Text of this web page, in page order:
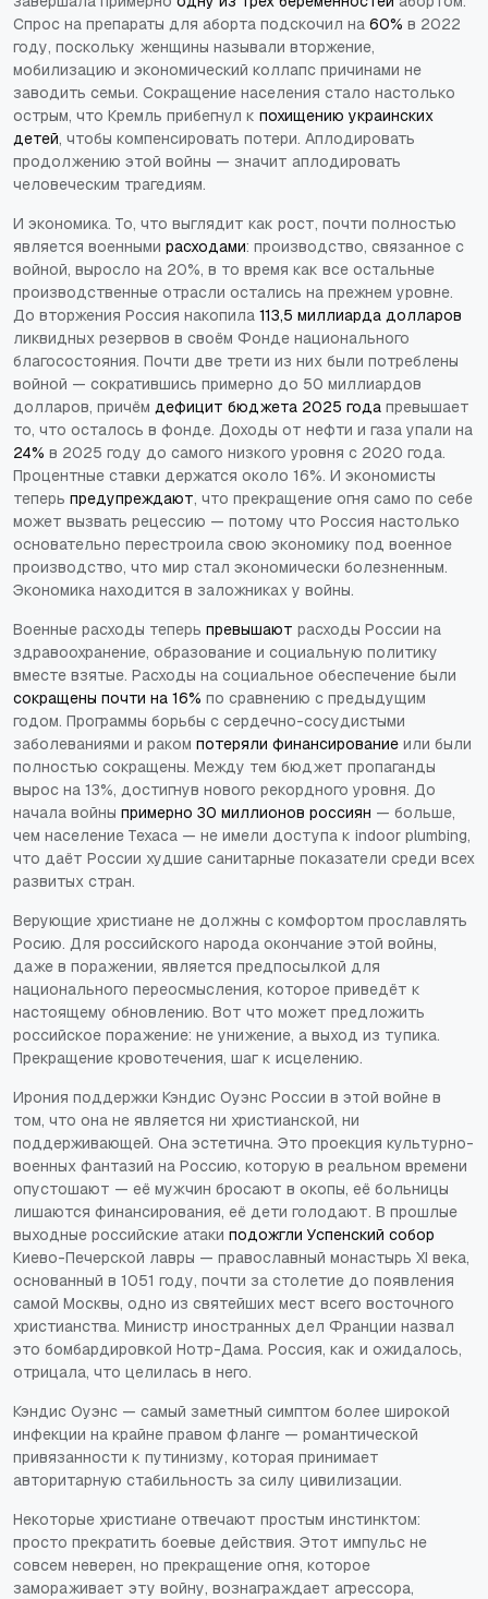
Спрос на препараты для аборта подскочил на 60% в 2022
году, поскольку женщины называли вторжение,
мобилизацию и экономический коллапс причинами не
заводить семьи. Сокращение населения стало настолько
острым, что Кремль прибегнул к похищению украинских
детей, чтобы компенсировать потери. Аплодировать
продолжению этой войны — значит аплодировать
человеческим трагедиям.
И экономика. То, что выглядит как рост, почти полностью
является военными расходами: производство, связанное с
войной, выросло на 20%, в то время как все остальные
производственные отрасли остались на прежнем уровне.
До вторжения Россия накопила 113,5 миллиарда долларов
ликвидных резервов в своём Фонде национального
благосостояния. Почти две трети из них были потреблены
войной — сократившись примерно до 50 миллиардов
долларов, причём дефицит бюджета 2025 года превышает
то, что осталось в фонде. Доходы от нефти и газа упали на
24% в 2025 году до самого низкого уровня с 2020 года.
Процентные ставки держатся около 16%. И экономисты
теперь предупреждают, что прекращение огня само по себе
может вызвать рецессию — потому что Россия настолько
основательно перестроила свою экономику под военное
производство, что мир стал экономически болезненным.
Экономика находится в заложниках у войны.
Военные расходы теперь превышают расходы России на
здравоохранение, образование и социальную политику
вместе взятые. Расходы на социальное обеспечение были
сокращены почти на 16% по сравнению с предыдущим
годом. Программы борьбы с сердечно-сосудистыми
заболеваниями и раком потеряли финансирование или были
полностью сокращены. Между тем бюджет пропаганды
вырос на 13%, достигнув нового рекордного уровня. До
начала войны примерно 30 миллионов россиян — больше,
чем население Техаса — не имели доступа к indoor plumbing,
что даёт России худшие санитарные показатели среди всех
развитых стран.
Верующие христиане не должны с комфортом прославлять
Росию. Для российского народа окончание этой войны,
даже в поражении, является предпосылкой для
национального переосмысления, которое приведёт к
настоящему обновлению. Вот что может предложить
российское поражение: не унижение, а выход из тупика.
Прекращение кровотечения, шаг к исцелению.
Ирония поддержки Кэндис Оуэнс России в этой войне в
том, что она не является ни христианской, ни
поддерживающей. Она эстетична. Это проекция культурно-
военных фантазий на Россию, которую в реальном времени
опустошают — её мужчин бросают в окопы, её больницы
лишаются финансирования, её дети голодают. В прошлые
выходные российские атаки подожгли Успенский собор
Киево-Печерской лавры — православный монастырь XI века,
основанный в 1051 году, почти за столетие до появления
самой Москвы, одно из святейших мест всего восточного
христианства. Министр иностранных дел Франции назвал
это бомбардировкой Нотр-Дама. Россия, как и ожидалось,
отрицала, что целилась в него.
Кэндис Оуэнс — самый заметный симптом более широкой
инфекции на крайне правом фланге — романтической
привязанности к путинизму, которая принимает
авторитарную стабильность за силу цивилизации.
Некоторые христиане отвечают простым инстинктом:
просто прекратить боевые действия. Этот импульс не
совсем неверен, но прекращение огня, которое
замораживает эту войну, вознаграждает агрессора,